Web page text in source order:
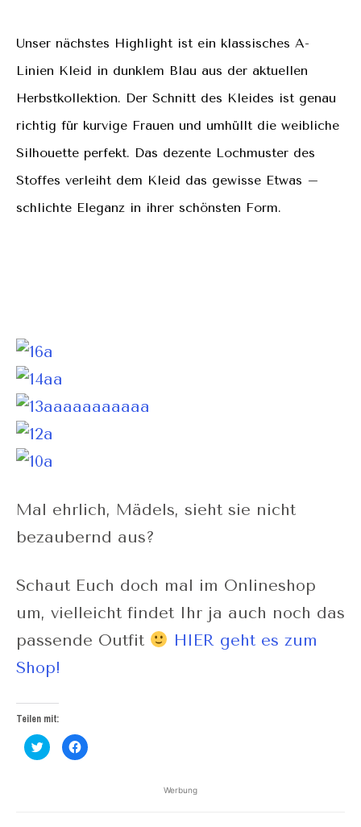
Unser nächstes Highlight ist ein klassisches A-
Linien Kleid in dunklem Blau aus der aktuellen
Herbstkollektion. Der Schnitt des Kleides ist genau
richtig für kurvige Frauen und umhüllt die weibliche
Silhouette perfekt. Das dezente Lochmuster des
Stoffes verleiht dem Kleid das gewisse Etwas –
schlichte Eleganz in ihrer schönsten Form.
Mal ehrlich, Mädels, sieht sie nicht
bezaubernd aus?
Schaut Euch doch mal im Onlineshop
um, vielleicht findet Ihr ja auch noch das
passende Outfit
HIER geht es zum
Shop!
Teilen mit:
Klick,
um
Klick,
um
Werbung